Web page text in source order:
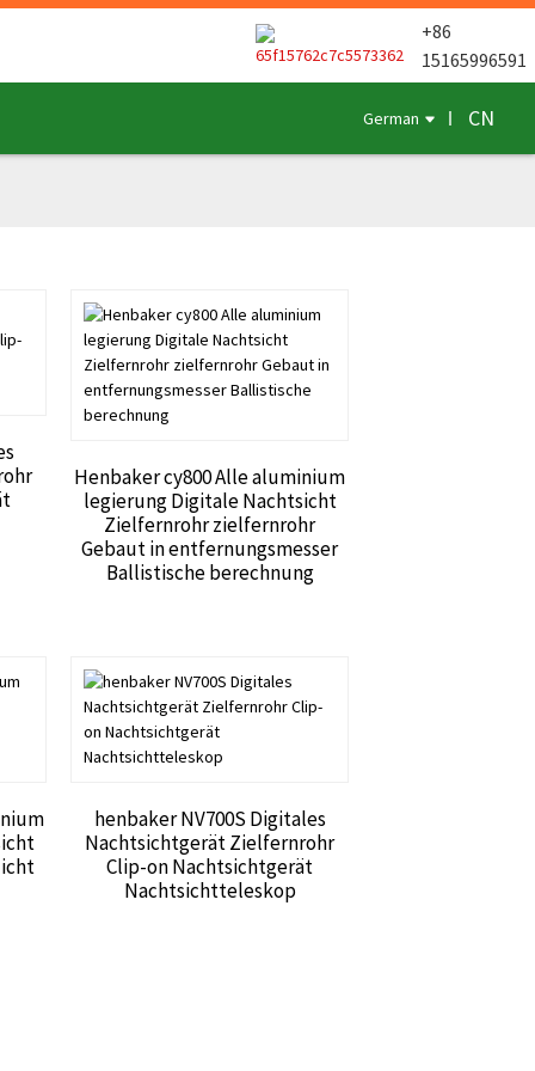
+86
15165996591
German CN
Henbaker cy800 Alle aluminium
legierung Digitale Nachtsicht
Zielfernrohr zielfernrohr
Gebaut in entfernungsmesser
Ballistische berechnung
henbaker NV700S Digitales
Nachtsichtgerät Zielfernrohr
Clip-on Nachtsichtgerät
Nachtsichtteleskop